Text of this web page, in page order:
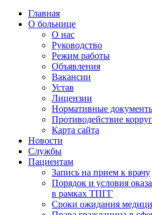
Главная
О больнице
О нас
Руководство
Режим работы
Объявления
Вакансии
Устав
Лицензии
Нормативные
Противодействие
Карта сайта
Новости
Службы
Пациентам
Запись на прием к врачу
Порядок и условия
в рамках ТПГГ
Сроки ожидания